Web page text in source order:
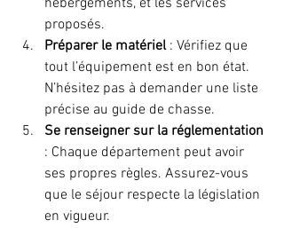
hébergements, et les services
proposés.
Préparer le matériel : Vérifiez que
tout l’équipement est en bon état.
N’hésitez pas à demander une liste
précise au guide de chasse.
Se renseigner sur la réglementation
: Chaque département peut avoir
ses propres règles. Assurez-vous
que le séjour respecte la législation
en vigueur.